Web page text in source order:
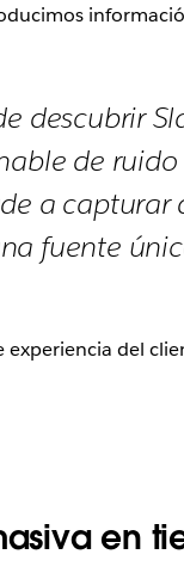
descubrir
de
a
fuente
experiencia del
en